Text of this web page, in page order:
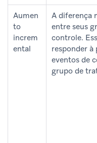
Aumen
to
increm
ental
A diferença
entre seus
controle.
responder à
eventos de
grupo de